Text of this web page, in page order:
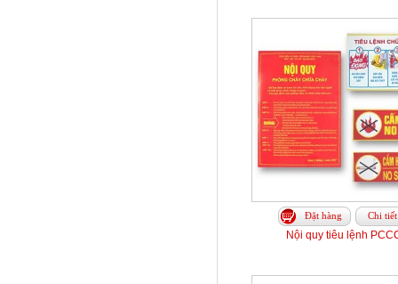
Đặt hàng Chi tiết
Nội quy tiêu lệnh